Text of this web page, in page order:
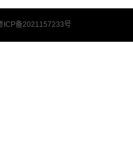
ICP备2021157233号